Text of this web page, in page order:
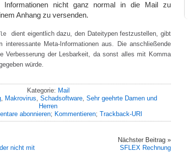
Informationen nicht ganz normal in die Mail zu
Anhang zu versenden.
dient eigentlich dazu, den Dateitypen festzustellen, gibt
interessante Meta-Informationen aus. Die anschließende
Verbesserung der Lesbarkeit, da sonst alles mit Komma
würde.
Kategorie: Mail
Makrovirus Schadsoftware Sehr geehrte Damen und
Herren
abonnieren; Kommentieren; Trackback-URI
nicht mit
Nächster Beitrag »
SFLEX Rechnung